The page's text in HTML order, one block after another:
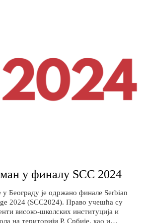
у финалу SCC 2024
у Београду је одржано финале Serbian
2024 (SCC2024). Право учешћа су
високо-школских институција и
на територији Р. Србије, као и…